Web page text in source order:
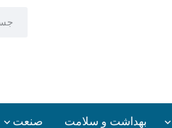
بهداشت و سلامت صنعت